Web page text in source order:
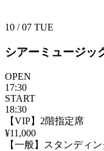
10 / 07 TUE
シアーミュージッ
OPEN
17:30
START
18:30
【VIP】2階指定席
¥11,000
【一般】スタンディ